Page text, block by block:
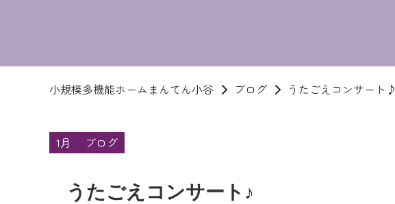
小規模多機能ホームまんてん小谷 ブログ うたごえコンサート♪
1月 ブログ
うたごえコンサート♪